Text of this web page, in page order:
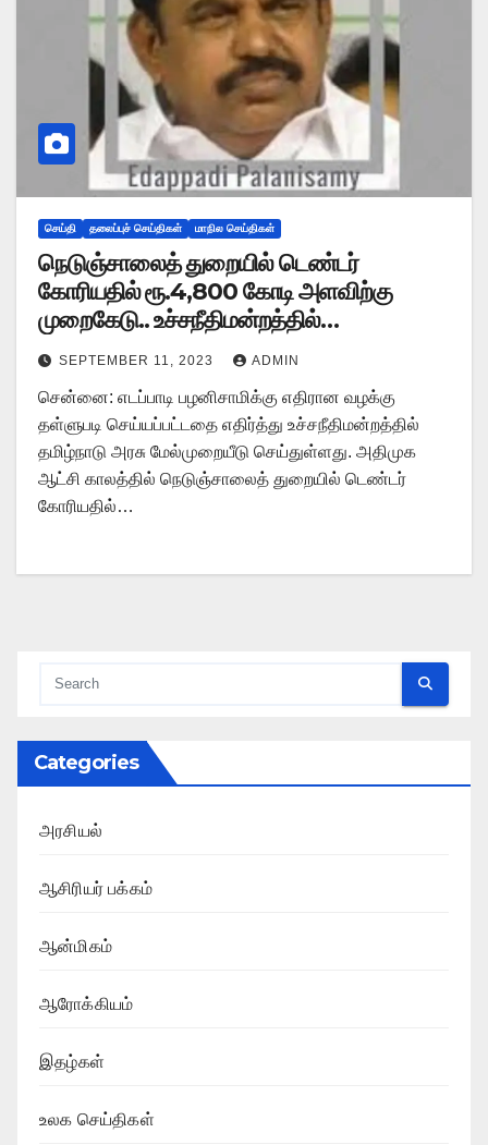
செய்தி தலைப்புச் செய்திகள் மாநில செய்திகள்
நெடுஞ்சாலைத் துறையில் டெண்டர்
கோரியதில் ரூ.4,800 கோடி அளவிற்கு
முறைகேடு.. உச்சநீதிமன்றத்தில்
லஞ்சஒழிப்புத்துறை மேல்முறையீடு!
SEPTEMBER 11, 2023 ADMIN
சென்னை: எடப்பாடி பழனிசாமிக்கு எதிரான வழக்கு
தள்ளுபடி செய்யப்பட்டதை எதிர்த்து உச்சநீதிமன்றத்தில்
தமிழ்நாடு அரசு மேல்முறையீடு செய்துள்ளது. அதிமுக
ஆட்சி காலத்தில் நெடுஞ்சாலைத் துறையில் டெண்டர்
கோரியதில்…
Categories
அரசியல்
ஆசிரியர் பக்கம்
ஆன்மிகம்
ஆரோக்கியம்
இதழ்கள்
உலக செய்திகள்